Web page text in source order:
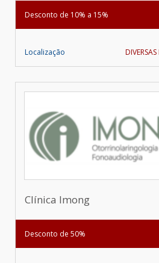
Desconto de 10% a 15%
Localização DIVERSAS
Clínica Imong
Desconto de 50%